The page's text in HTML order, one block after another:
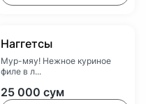
Наггетсы
Мур-мяу! Нежное куриное
филе в л...
25 000 сум